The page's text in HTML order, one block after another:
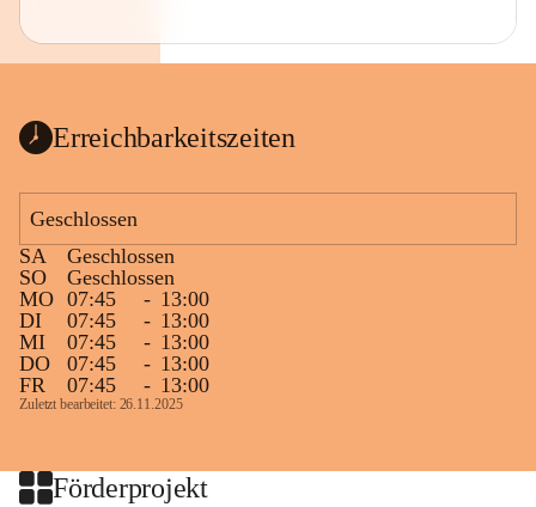
Erreichbarkeitszeiten
Geschlossen
SA
Geschlossen
SO
Geschlossen
MO 07:45 - 13:00
DI
07:45 - 13:00
MI
07:45 - 13:00
DO
07:45 - 13:00
FR
07:45 - 13:00
Zuletzt bearbeitet: 26.11.2025
Förderprojekt